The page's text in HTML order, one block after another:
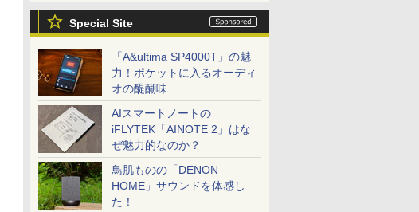
Special Site
「A&ultima SP4000T」の魅
力！ポケットに入るオーディ
オの醍醐味
AIスマートノートの
iFLYTEK「AINOTE 2」はな
ぜ魅力的なのか？
鳥肌ものの「DENON
HOME」サウンドを体感し
た！